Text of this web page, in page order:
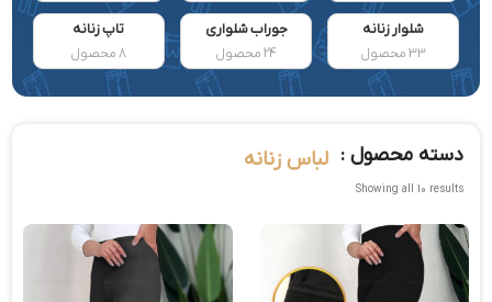
شلوار زنانه
33 محصول
جوراب شلواری
24 محصول
تاپ زنانه
8 محصول
دسته محصول : لباس زنانه
Showing all 10 results